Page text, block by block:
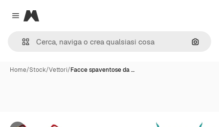
Close menu
Magnific
Cerca
Home/Stock/Vettori/Facce spaventose da …